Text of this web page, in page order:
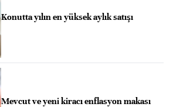
Konutta yılın en yüksek aylık satışı
Mevcut ve yeni kiracı enflasyon makası